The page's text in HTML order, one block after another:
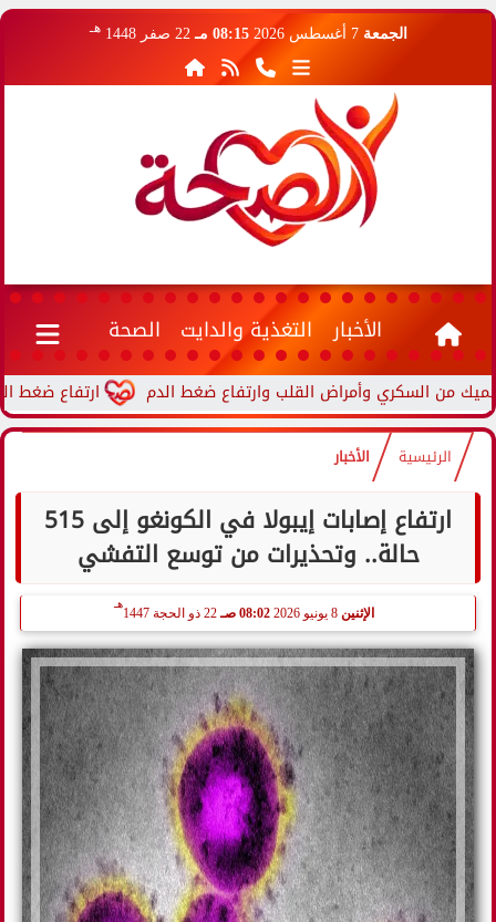
الجمعة 7 أغسطس 2026 08:15 مـ 22 صفر 1448 هـ
الأخبار التغذية والدايت الصحة
ارتفاع ضغط الدم
الرئيسية الأخبار
ارتفاع إصابات إيبولا في الكونغو إلى 515
حالة.. وتحذيرات من توسع التفشي
الإثنين 8 يونيو 2026 08:02 صـ 22 ذو الحجة 1447
هـ